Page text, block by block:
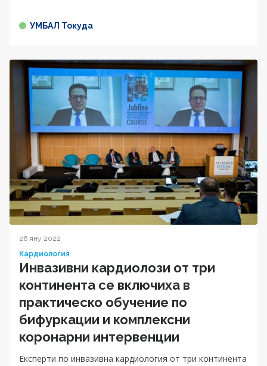
УМБАЛ Токуда
26 яну 2022
Кардиология
Инвазивни кардиолози от три
континента се включиха в
практическо обучение по
бифуркации и комплексни
коронарни интервенции
Експерти по инвазивна кардиология от три континента